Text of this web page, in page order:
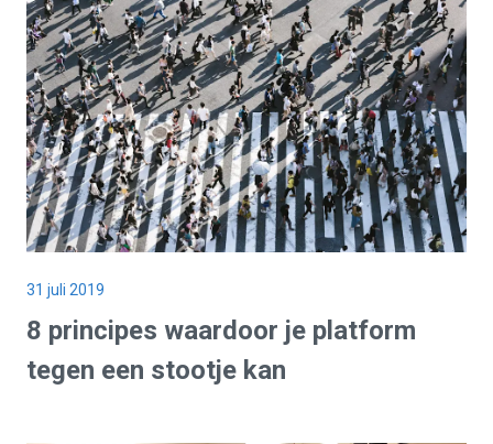
31 juli 2019
8 principes waardoor je platform
tegen een stootje kan